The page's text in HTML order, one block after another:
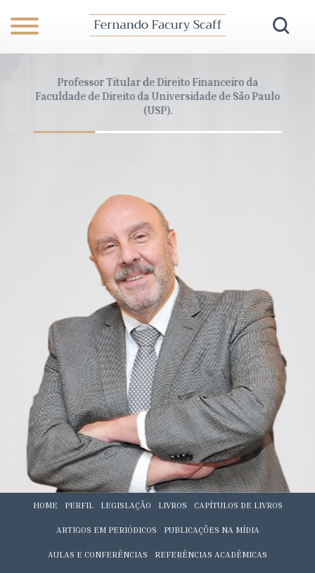
Professor Titular de Direito Financeiro da
Faculdade de Direito da Universidade de São Paulo
(USP).
HOME PERFIL LEGISLAÇÃO LIVROS CAPÍTULOS DE LIVROS
ARTIGOS EM PERIÓDICOS PUBLICAÇÕES NA MÍDIA
AULAS E CONFERÊNCIAS REFERÊNCIAS ACADÊMICAS